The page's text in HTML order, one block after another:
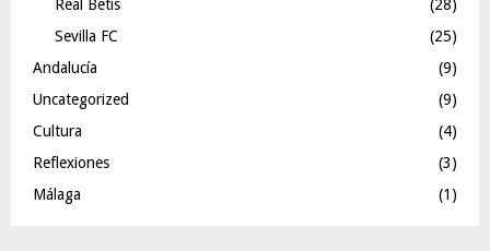
Real Betis
(28)
Sevilla FC
(25)
Andalucía
(9)
Uncategorized
(9)
Cultura
(4)
Reflexiones
(3)
Málaga
(1)